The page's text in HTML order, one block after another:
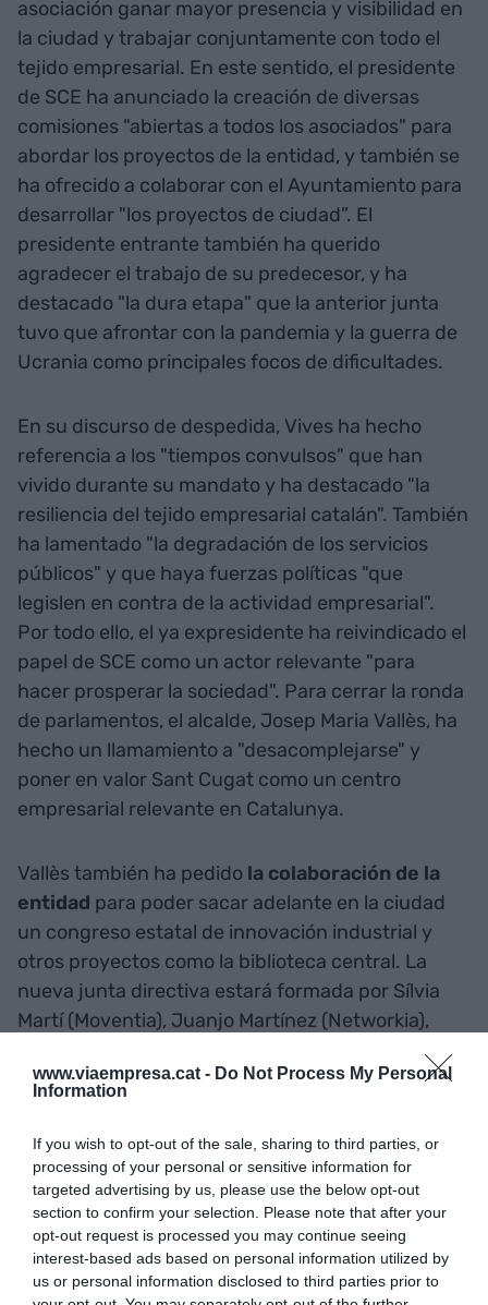
www.viaempresa.cat - Do Not Process My Personal
Information
If you wish to opt-out of the sale, sharing to third parties, or
processing of your personal or sensitive information for
targeted advertising by us, please use the below opt-out
section to confirm your selection. Please note that after your
opt-out request is processed you may continue seeing
interest-based ads based on personal information utilized by
us or personal information disclosed to third parties prior to
asociación ganar mayor presencia y visibilidad en
la ciudad y trabajar conjuntamente con todo el
tejido empresarial. En este sentido, el presidente
de SCE ha anunciado la creación de diversas
comisiones "abiertas a todos los asociados" para
abordar los proyectos de la entidad, y también se
ha ofrecido a colaborar con el Ayuntamiento para
desarrollar "los proyectos de ciudad”. El
presidente entrante también ha querido
agradecer el trabajo de su predecesor, y ha
destacado "la dura etapa" que la anterior junta
tuvo que afrontar con la pandemia y la guerra de
Ucrania como principales focos de dificultades.
En su discurso de despedida, Vives ha hecho
referencia a los "tiempos convulsos" que han
vivido durante su mandato y ha destacado "la
resiliencia del tejido empresarial catalán". También
ha lamentado "la degradación de los servicios
públicos" y que haya fuerzas políticas "que
legislen en contra de la actividad empresarial".
Por todo ello, el ya expresidente ha reivindicado el
papel de SCE como un actor relevante "para
hacer prosperar la sociedad". Para cerrar la ronda
de parlamentos, el alcalde, Josep Maria Vallès, ha
hecho un llamamiento a "desacomplejarse" y
poner en valor Sant Cugat como un centro
empresarial relevante en Catalunya.
Vallès también ha pedido la colaboración de la
entidad para poder sacar adelante en la ciudad
un congreso estatal de innovación industrial y
otros proyectos como la biblioteca central. La
nueva junta directiva estará formada por Sílvia
Martí (Moventia), Juanjo Martínez (Networkia),
Corporate), y David Pedrerol (Indus Enginyeria i
(Wavip) como tesorero; Joan Franquesa (Feliu
Franquesa) como secretario; y Lluis Machon
(Banc Sabadell), María Carrá (HP), Lluís Sisquella
(Grup Sisquella), Berta Solé
(Occident Assegurances), Joana Corominas
(Catalònia Fundació Creactiva), Rafael Reyes